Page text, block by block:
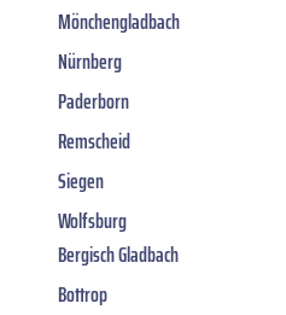
Mönchengladbach
Nürnberg
Paderborn
Remscheid
Siegen
Wolfsburg
Bergisch Gladbach
Bottrop